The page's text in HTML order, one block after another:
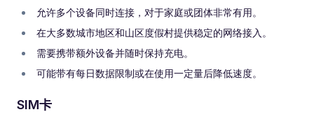
允许多个设备同时连接，对于家庭或团体非常有用。
在大多数城市地区和山区度假村提供稳定的网络接入。
需要携带额外设备并随时保持充电。
可能带有每日数据限制或在使用一定量后降低速度。
SIM卡